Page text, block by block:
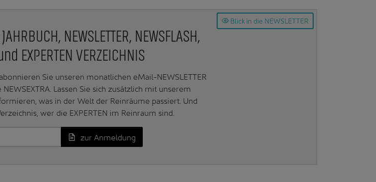
Blick in die NEWSLETTER
NEWSLETTER, NEWSFLASH,
EXPERTEN VERZEICHNIS
Sie unseren monatlichen eMail-NEWSLETTER
Lassen Sie sich zusätzlich mit unserem
was in der Welt der Reinräume passiert. Und
wer die EXPERTEN im Reinraum sind.
zur Anmeldung